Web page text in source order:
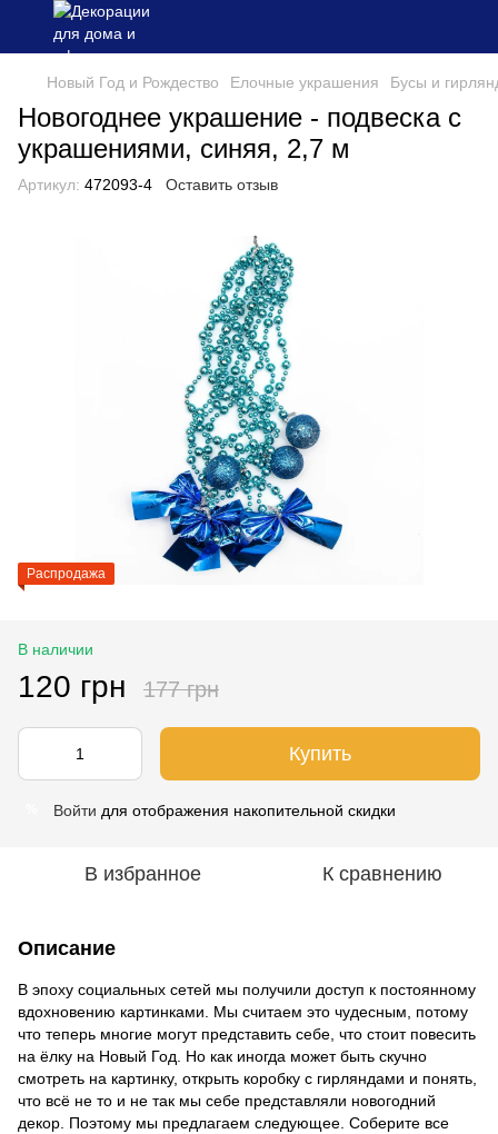
Новый Год и Рождество Елочные украшения Бусы и
Новогоднее украшение - подвеска с
украшениями, синяя, 2,7 м
Артикул: 472093-4 Оставить отзыв
Распродажа
В наличии
120 грн 177 грн
Купить
Войти для отображения накопительной скидки
В избранное К сравнению
Описание
В эпоху социальных сетей мы получили доступ к постоянному
вдохновению картинками. Мы считаем это чудесным, потому
что теперь многие могут представить себе, что стоит повесить
на ёлку на Новый Год. Но как иногда может быть скучно
смотреть на картинку, открыть коробку с гирляндами и понять,
что всё не то и не так мы себе представляли новогодний
декор. Поэтому мы предлагаем следующее. Соберите все